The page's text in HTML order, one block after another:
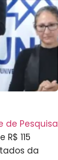
de Pesquisa
115
da